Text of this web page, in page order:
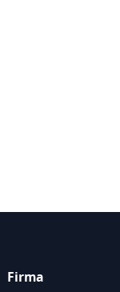
Firma